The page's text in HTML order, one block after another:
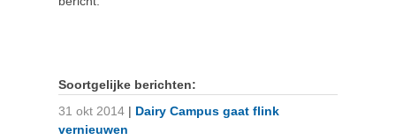
Soortgelijke berichten:
31 okt 2014 | Dairy Campus gaat flink
vernieuwen